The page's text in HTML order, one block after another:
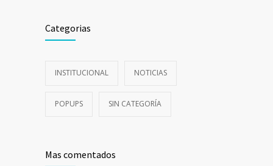
Categorias
INSTITUCIONAL NOTICIAS
POPUPS SIN CATEGORÍA
Mas comentados